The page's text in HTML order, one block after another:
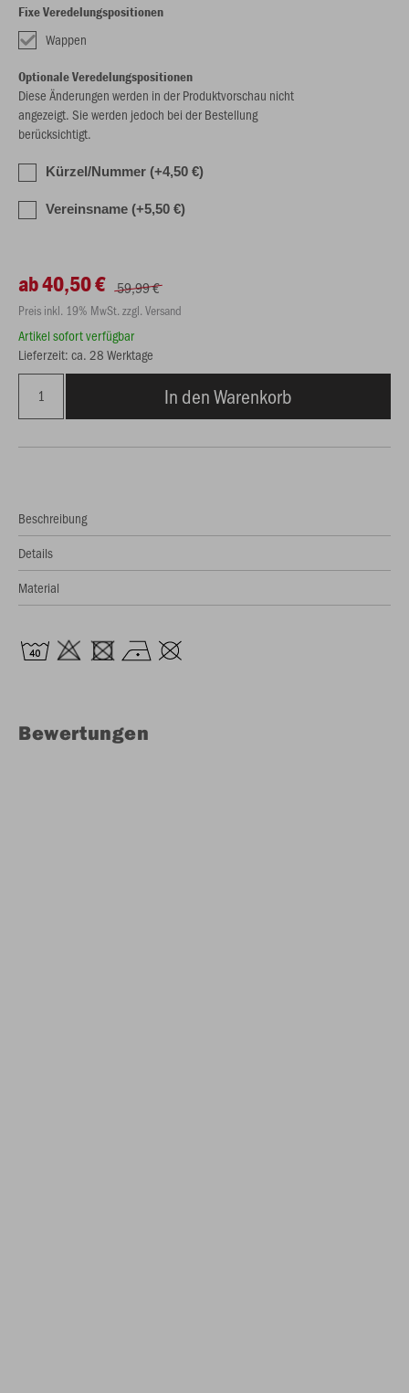
Fixe Veredelungspositionen
Wappen
Optionale Veredelungspositionen
Diese Änderungen werden in der Produktvorschau nicht
angezeigt. Sie werden jedoch bei der Bestellung
berücksichtigt.
Kürzel/Nummer (+4,50 €)
Vereinsname (+5,50 €)
ab 40,50 € 59,99 €
Preis inkl. 19% MwSt. zzgl. Versand
Artikel sofort verfügbar
Lieferzeit: ca. 28 Werktage
In den Warenkorb
Beschreibung
Details
Material
Bewertungen